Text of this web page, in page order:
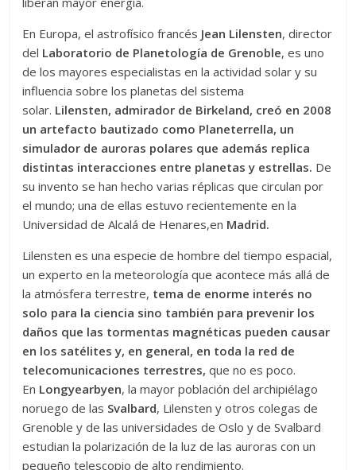
En Europa, el astrofísico francés Jean Lilensten, director
del Laboratorio de Planetología de Grenoble, es uno
de los mayores especialistas en la actividad solar y su
influencia sobre los planetas del sistema
solar. Lilensten, admirador de Birkeland, creó en 2008
un artefacto bautizado como Planeterrella, un
simulador de auroras polares que además replica
distintas interacciones entre planetas y estrellas. De
su invento se han hecho varias réplicas que circulan por
el mundo; una de ellas estuvo recientemente en la
Universidad de Alcalá de Henares,en Madrid.
Lilensten es una especie de hombre del tiempo espacial,
un experto en la meteorología que acontece más allá de
la atmósfera terrestre, tema de enorme interés no
solo para la ciencia sino también para prevenir los
daños que las tormentas magnéticas pueden causar
en los satélites y, en general, en toda la red de
telecomunicaciones terrestres,que no es poco.
En Longyearbyen, la mayor población del archipiélago
noruego de las Svalbard, Lilensten y otros colegas de
Grenoble y de las universidades de Oslo y de Svalbard
estudian la polarización de la luz de las auroras con un
pequeño telescopio de alto rendimiento.